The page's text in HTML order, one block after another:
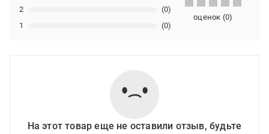
1 (0)
2 (0)
оценок (0)
На этот товар еще не оставили отзыв, будьте